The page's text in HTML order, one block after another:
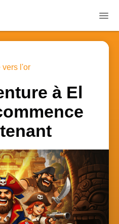
vers l'or
à El